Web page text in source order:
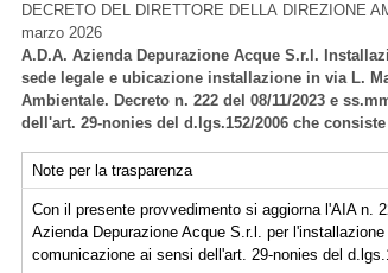
DECRETO DEL DIRETTORE DELLA DIREZIONE
marzo 2026
A.D.A. Azienda Depurazione Acque S.r.l.
sede legale e ubicazione installazione in via L.
Ambientale. Decreto n. 222 del 08/11/2023 e
dell'art. 29-nonies del d.lgs.152/2006 che
Note per la trasparenza
Con il presente provvedimento si aggiorna l'AIA n.
Azienda Depurazione Acque S.r.l. per
comunicazione ai sensi dell'art. 29-nonies del